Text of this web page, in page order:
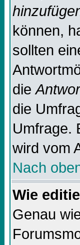
können,
sollten
die
die
Umfrage.
wird vom
Nach
Wie
Genau